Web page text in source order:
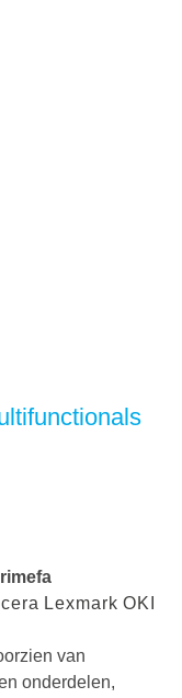
Lexmark OKI
van
onderdelen,